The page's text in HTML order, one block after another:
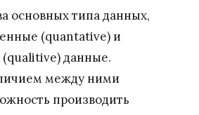
основных типа данных,
(quantative) и
(qualitive) данные.
между ними
производить